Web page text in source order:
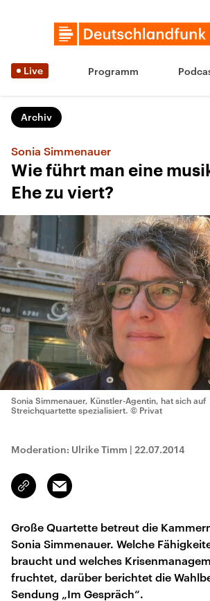
Live Programm
Archiv
Sonia Simmenauer
Wie führt man eine
Ehe zu viert?
Sonia Simmenauer, Künstler-Agentin, hat sich auf
Streichquartette spezialisiert. © Privat
Moderation: Ulrike Timm | 22.07.2014
Link
kopieren/teilen
Email
Große Quartette betreut die
Sonia Simmenauer. Welche
braucht und welches
fruchtet, darüber berichtet die
Sendung „Im Gespräch“.